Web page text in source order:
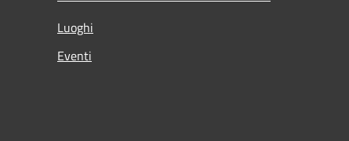
Luoghi
Eventi